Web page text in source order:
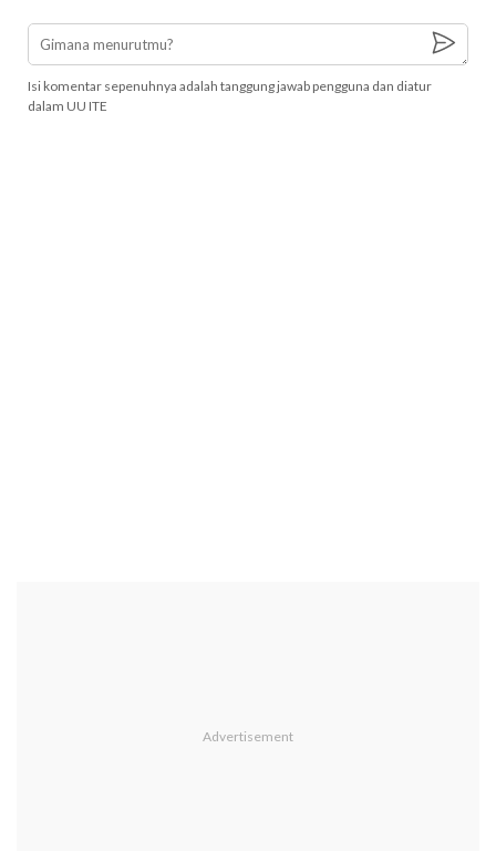
Isi komentar sepenuhnya adalah tanggung jawab pengguna dan diatur
dalam UU ITE